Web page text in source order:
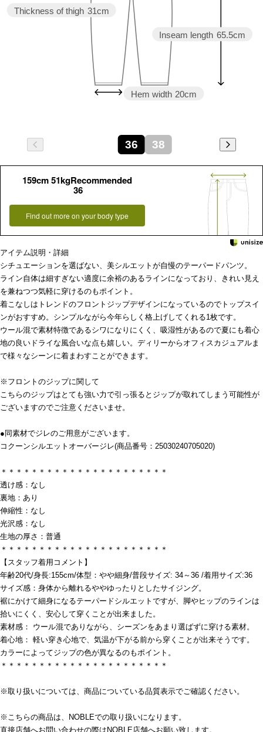
Inseam length 65.5cm
Hem width 20cm
Thickness of thigh 31cm
36 38
159cm 51kgRecommended
36
Find out more on your body type
アイテム説明・詳細
シチュエーションを選ばない、美シルエットが自慢のテーパードパンツ。
ライン自体は細すぎない適度に余裕のあるラインになっており、きれい見え
を兼ねつつ気軽に穿けるのもポイント。
着こなしはトレンドのフロントジップデザインになっているのでトップスイ
ンがおすすめ。シンプルながら今年らしく格上げしてくれる1枚です。
ウール混で素材特徴であるシワになりにくく、吸湿性があるので夏にも着心
地の良いドライな風合いな点も嬉しい。ディリーからオフィスカジュアルま
で様々なシーンに着まわすことができます。
※フロントのジップに関して
こちらのジップはとても強い力で引っ張るとジップが取れてしまう可能性が
ございますのでご注意くださいませ。
●同素材でジレのご用意がございます。
コクーンシルエットオーバージレ(商品番号：25030240705020)
＊＊＊＊＊＊＊＊＊＊＊＊＊＊＊＊＊＊＊＊＊＊
透け感：なし
裏地：あり
伸縮性：なし
光沢感：なし
生地の厚さ：普通
＊＊＊＊＊＊＊＊＊＊＊＊＊＊＊＊＊＊＊＊＊＊
【スタッフ着用コメント】
年齢20代/身長:155cm/体型：やや細身/普段サイズ: 34～36 /着用サイズ:36
サイズ感：身体から離れるややゆったりとしたサイジング。
裾にかけて細身になるテーパードシルエットですが、脚やヒップのラインは
拾いにくく、安心して穿くことが出来ました。
素材感： ウール混でありながら、シーズンをあまり選ばずに穿ける素材。
着心地： 軽い穿き心地で、気温が下がる前から穿くことが出来そうです。
カラーによってジップの色が異なるのもポイント。
＊＊＊＊＊＊＊＊＊＊＊＊＊＊＊＊＊＊＊＊＊＊
※取り扱いについては、商品についている品質表示でご確認ください。
※こちらの商品は、NOBLEでの取り扱いになります。
直接店舗へお問い合わせの際はNOBLE店舗へお願い致します。